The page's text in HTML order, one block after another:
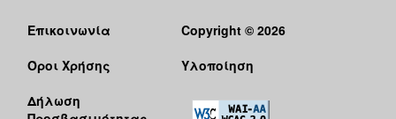
Επικοινωνία
Όροι Χρήσης
Δήλωση
Copyright © 2026
Υλοποίηση